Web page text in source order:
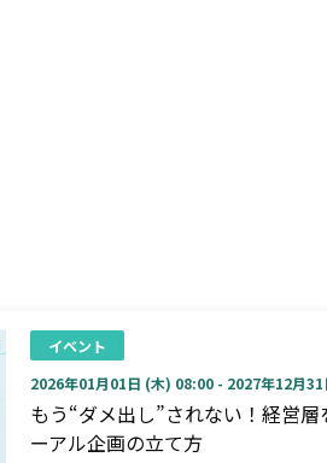
イベント
2026年01月01日 (木) 08:00 - 2027年12月
もう“ダメ出し”されない！経営
ーアル企画の立て方